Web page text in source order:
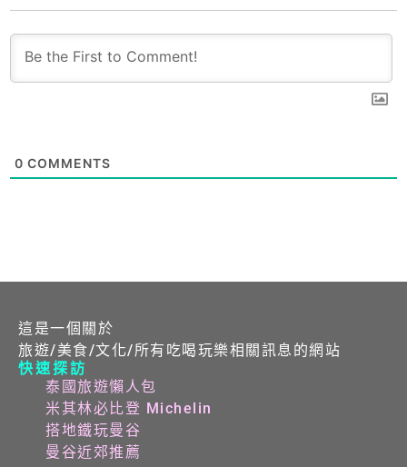
0 COMMENTS
這是一個關於
旅遊/美食/文化/所有吃喝玩樂相關訊息的網站
快速探訪
泰國旅遊懶人包
米其林必比登 Michelin
搭地鐵玩曼谷
曼谷近郊推薦